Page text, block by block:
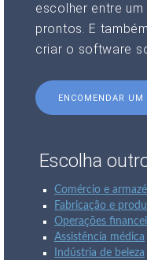
escolher entre
prontos. E
criar o software
ENCOMENDAR
Escolha
Comércio e
Fabricação e
Operações
Assistência médica
Indústria de beleza